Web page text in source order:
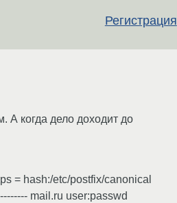
Регистрация
А когда дело доходит до
= hash:/etc/postfix/canonical
mail.ru user:passwd